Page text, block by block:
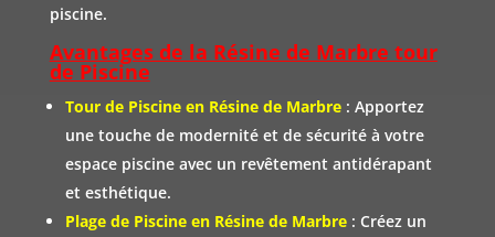
piscine.
Avantages de la Résine de Marbre tour
de Piscine
Tour de Piscine en Résine de Marbre: Apportez
une touche de modernité et de sécurité à votre
espace piscine avec un revêtement antidérapant
et esthétique.
Plage de Piscine en Résine de Marbre: Créez un